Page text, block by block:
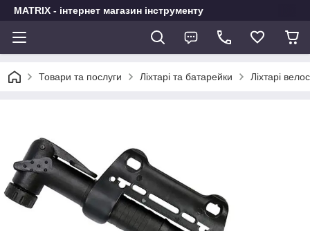
MATRIX - інтернет магазин інструменту
Товари та послуги Ліхтарі та батарейки Ліхтарі